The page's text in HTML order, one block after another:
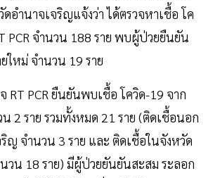
อำนาจเจริญแจ้งว่า ได้ตรวจหาเชื้อ โค
PCR จำนวน 188 ราย พบผู้ป่วยยืนยัน
ใหม่ จำนวน 19 ราย
RT PCR ยืนยันพบเชื้อ โควิด-19 จาก
2 ราย รวมทั้งหมด 21 ราย (ติดเชื้อนอก
ญ จำนวน 3 ราย และ ติดเชื้อในจังหวัด
วน 18 ราย) มีผู้ป่วยยันยันสะสม ระลอก